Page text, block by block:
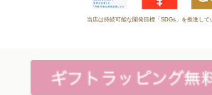
当店は持続可能な開発目標「SDGs」を推進して